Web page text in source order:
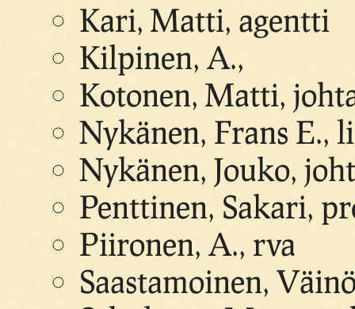
Kari, Matti, agentti
Kilpinen, A.,
Kotonen, Matti,
Nykänen, Frans E.,
Nykänen, Jouko,
Penttinen, Sakari,
Piironen, A., rva
Saastamoinen,